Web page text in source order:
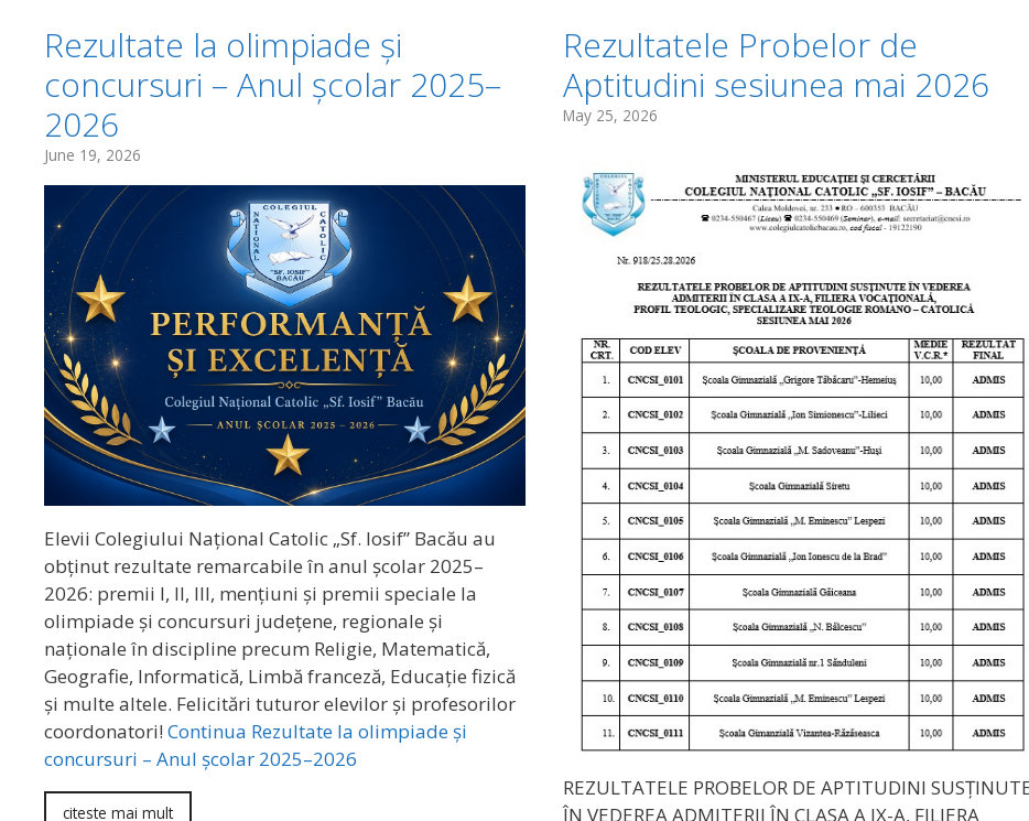
Rezultate la olimpiade și
concursuri – Anul școlar 2025–
2026
June 19, 2026
Elevii Colegiului Național Catolic „Sf. Iosif” Bacău au
obținut rezultate remarcabile în anul școlar 2025–
2026: premii I, II, III, mențiuni și premii speciale la
olimpiade și concursuri județene, regionale și
naționale în discipline precum Religie, Matematică,
Geografie, Informatică, Limbă franceză, Educație fizică
și multe altele. Felicitări tuturor elevilor și profesorilor
coordonatori! Continua Rezultate la olimpiade și
concursuri – Anul școlar 2025–2026
citeste mai mult
Rezultatele Probelor de
Aptitudini sesiunea mai 2026
May 25, 2026
REZULTATELE PROBELOR DE APTITUDINI
ÎN VEDEREA ADMITERII ÎN CLASA A IX-A, FILIERA